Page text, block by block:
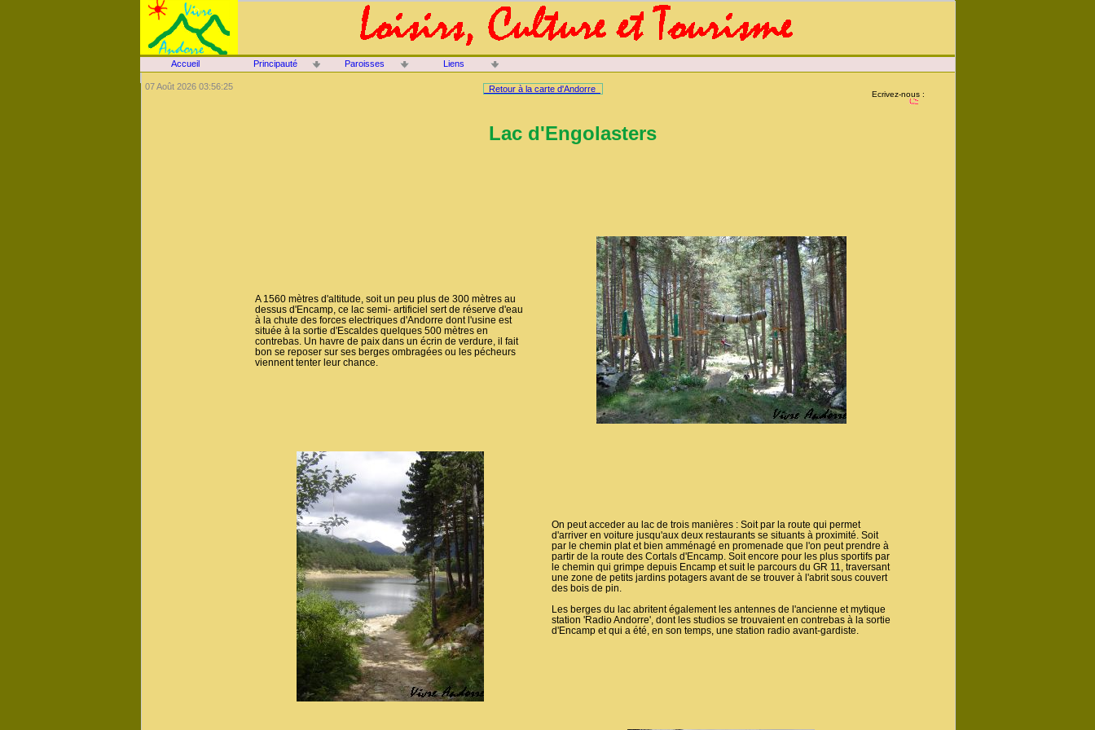
Retour à la carte d'Andorre
Lac d'Engolasters
A 1560 mètres d'altitude, soit un peu plus de 300 mètres au
dessus d'Encamp, ce lac semi- artificiel sert de réserve d'eau
à la chute des forces electriques d'Andorre dont l'usine est
située à la sortie d'Escaldes quelques 500 mètres en
contrebas. Un havre de paix dans un écrin de verdure, il fait
bon se reposer sur ses berges ombragées ou les pécheurs
viennent tenter leur chance.
On peut acceder au lac de trois manières : Soit par la route qui permet
d'arriver en voiture jusqu'aux deux restaurants se situants à proximité. Soit
par le chemin plat et bien amménagé en promenade que l'on peut prendre à
partir de la route des Cortals d'Encamp. Soit encore pour les plus sportifs par
le chemin qui grimpe depuis Encamp et suit le parcours du GR 11, traversant
une zone de petits jardins potagers avant de se trouver à l'abrit sous couvert
des bois de pin.
Les berges du lac abritent également les antennes de l'ancienne et mytique
station 'Radio Andorre', dont les studios se trouvaient en contrebas à la sortie
d'Encamp et qui a été, en son temps, une station radio avant-gardiste.
07 Août 2026 03:56:25
Ecrivez-nous :
Accueil Principauté Paroisses Liens